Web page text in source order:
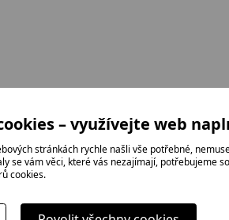
– využívejte web
stránkách rychle našli vše potřebné,
se vám věci, které vás nezajímají, potřebujeme
cookies.